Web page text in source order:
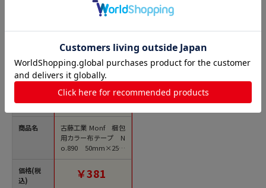
布テープの人気商品との比較
商品名
価格(税
込)
古藤工業 Monf 梱包
用カラー布テープ N
o.890 50mm×25m
緑 1巻（ご注文単位30
巻）【直送品】
￥381